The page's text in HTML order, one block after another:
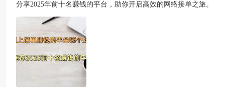
分享2025年前十名赚钱的平台，助你开启高效的网络接单之旅。